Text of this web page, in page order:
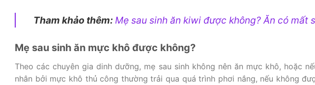
Tham khảo thêm: Mẹ sau sinh ăn kiwi được không? Ăn có mất
Mẹ sau sinh ăn mực khô được không?
Theo các chuyên gia dinh dưỡng, mẹ sau sinh không nên ăn mực khô, hoặc
nhân bởi mực khô thủ công thường trải qua quá trình phơi nắng, nếu không